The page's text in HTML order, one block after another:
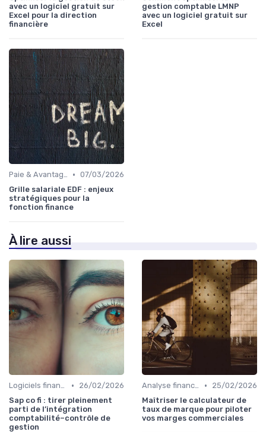
avec un logiciel gratuit sur
Excel pour la direction
financière
gestion comptable LMNP
avec un logiciel gratuit sur
Excel
Paie & Avantages • 07/03/2026
Grille salariale EDF : enjeux
stratégiques pour la
fonction finance
À lire aussi
Logiciels financiers •
26/02/2026
Sap co fi : tirer pleinement
parti de l’intégration
comptabilité–contrôle de
gestion
Analyse financière •
25/02/2026
Maîtriser le calculateur de
taux de marque pour piloter
vos marges commerciales